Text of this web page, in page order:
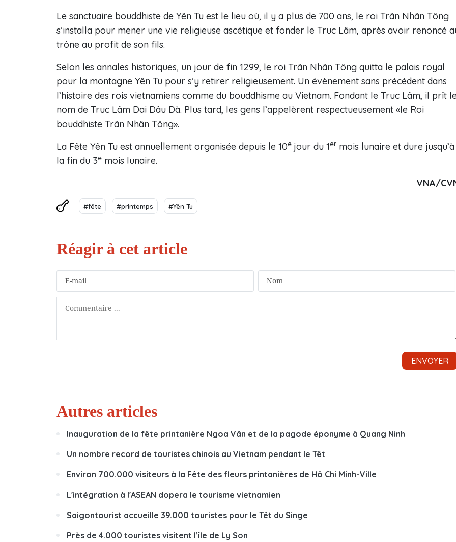
Le sanctuaire bouddhiste de Yên Tu est le lieu où, il y a plus de 700 ans, le roi Trân Nhân Tông
s’installa pour mener une vie religieuse ascétique et fonder le Truc Lâm, après avoir renoncé
trône au profit de son fils.
Selon les annales historiques, un jour de fin 1299, le roi Trân Nhân Tông quitta le palais royal
pour la montagne Yên Tu pour s’y retirer religieusement. Un évènement sans précédent dans
l’histoire des rois vietnamiens comme du bouddhisme au Vietnam. Fondant le Truc Lâm, il prît
nom de Truc Lâm Dai Dâu Dà. Plus tard, les gens l’appelèrent respectueusement «le Roi
bouddhiste Trân Nhân Tông».
La Fête Yên Tu est annuellement organisée depuis le 10e jour du 1er mois lunaire et dure jusqu’à
la fin du 3e mois lunaire.
VNA/
#fête #printemps #Yên Tu
Autres articles
Inauguration de la fête printanière Ngoa Vân et de la pagode éponyme à Quang Ninh
Un nombre record de touristes chinois au Vietnam pendant le Têt
Environ 700.000 visiteurs à la Fête des fleurs printanières de Hô Chi Minh-Ville
L'intégration à l'ASEAN dopera le tourisme vietnamien
Saigontourist accueille 39.000 touristes pour le Têt du Singe
Près de 4.000 touristes visitent l’île de Ly Son